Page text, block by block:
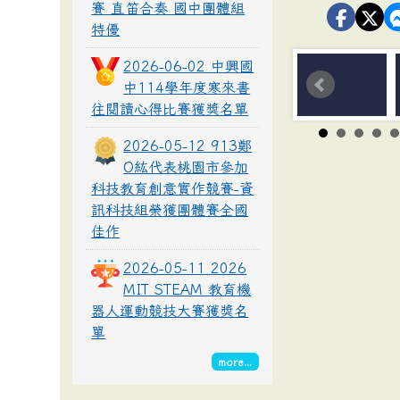
賽 直笛合奏 國中團體組
特優
2026-06-02 中興國
中114學年度寒來書
往閱讀心得比賽獲獎名單
2026-05-12 913鄭
O紘代表桃園市參加
科技教育創意實作競賽-資
訊科技組榮獲團體賽全國
佳作
2026-05-11 2026
MIT STEAM 教育機
器人運動競技大賽獲獎名
單
more...